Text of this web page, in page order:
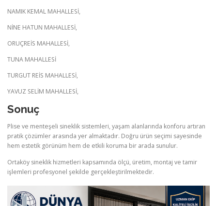
NAMIK KEMAL MAHALLESİ,
NİNE HATUN MAHALLESİ,
ORUÇREİS MAHALLESİ,
TUNA MAHALLESİ
TURGUT REİS MAHALLESİ,
YAVUZ SELİM MAHALLESİ,
Sonuç
Plise ve menteşeli sineklik sistemleri, yaşam alanlarında konforu artıran
pratik çözümler arasında yer almaktadır. Doğru ürün seçimi sayesinde
hem estetik görünüm hem de etkili koruma bir arada sunulur.
Ortaköy sineklik hizmetleri kapsamında ölçü, üretim, montaj ve tamir
işlemleri profesyonel şekilde gerçekleştirilmektedir.